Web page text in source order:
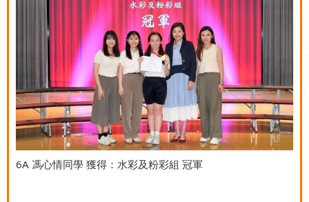
6A 馮心情同學 獲得：水彩及粉彩組 冠軍